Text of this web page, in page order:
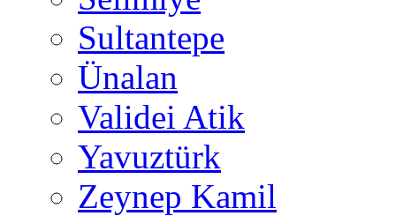
Sultantepe
Ünalan
Validei Atik
Yavuztürk
Zeynep Kamil